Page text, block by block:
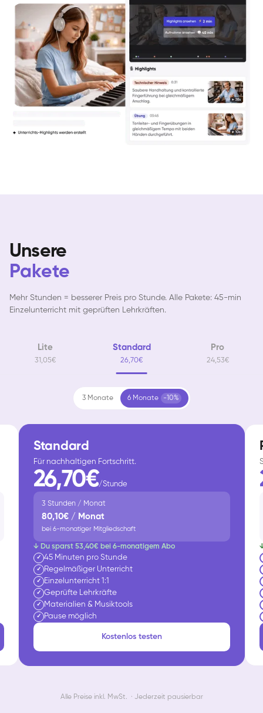
Yuna
Klavier / Piano / Flügel
Camilla
Klavier / Piano / Flügel
Negin
Klavier / Piano / Flügel
Katarzyna
Klavier / Piano / Flügel
Unsere
Pakete
Mehr Stunden = besserer Preis pro Stunde. Alle Pakete: 45-min
Einzelunterricht mit geprüften Lehrkräften.
Lite
31,05€
Standard
26,70€
Pro
24,53€
3 Monate 6 Monate -10%
Standard
Für nachhaltigen Fortschritt.
26,70€/Stunde
3 Stunden / Monat
80,10€ / Monat
bei 6-monatiger Mitgliedschaft
↓ Du sparst 53,40€ bei 6-monatigem Abo
✓ 45 Minuten pro Stunde
✓ Regelmäßiger Unterricht
✓ Einzelunterricht 1:1
✓ Geprüfte Lehrkräfte
✓ Materialien & Musiktools
✓ Pause möglich
Kostenlos testen
Alle Preise inkl. MwSt. · Jederzeit pausierbar